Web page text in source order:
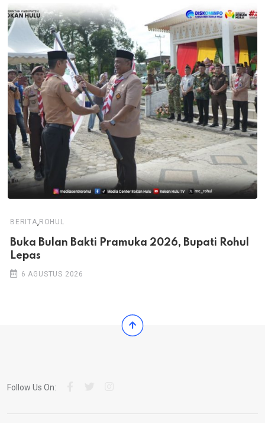
BERITA,ROHUL
Buka Bulan Bakti Pramuka 2026, Bupati Rohul
Lepas
6 AGUSTUS 2026
Follow Us On: